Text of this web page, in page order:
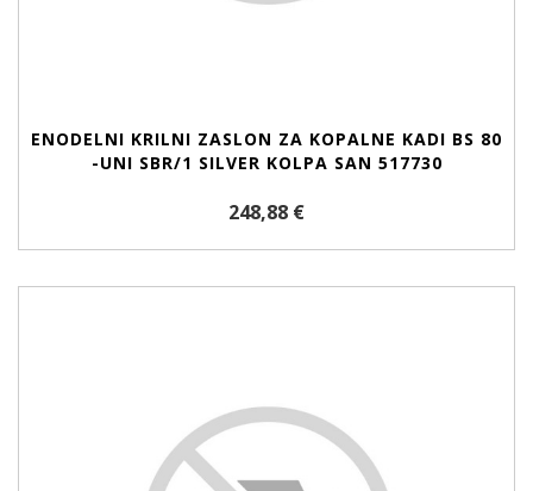
ENODELNI KRILNI ZASLON ZA KOPALNE KADI BS 80
-UNI SBR/1 SILVER KOLPA SAN 517730
248,88 €